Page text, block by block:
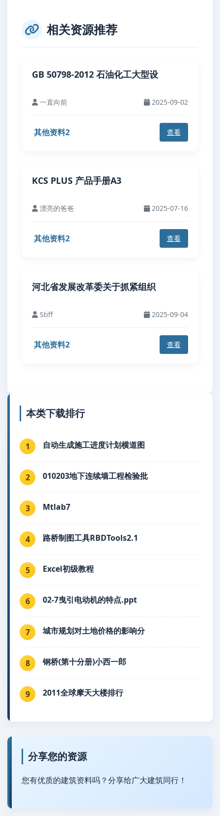
相关资源推荐
GB 50798-2012 石油化工大型设
一直向前 2025-09-02
其他资料2 查看
KCS PLUS 产品手册A3
漂亮的爸爸 2025-07-16
其他资料2 查看
河北省发展改革委关于抓紧组织
Stiff 2025-09-04
其他资料2 查看
本类下载排行
1 自动生成施工进度计划横道图
2 010203地下连续墙工程检验批
3 Mtlab7
4 路桥制图工具RBDTools2.1
5 Excel初级教程
6 02-7曳引电动机的特点.ppt
7 城市规划对土地价格的影响分
8 钢桥(第十分册)小西一郎
9 2011全球摩天大楼排行
分享您的资源
您有优质的建筑资料吗？分享给广大建筑同行！